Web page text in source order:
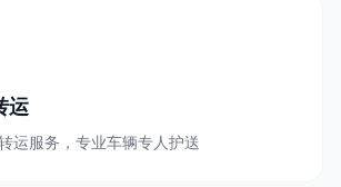
运
运服务，专业车辆专人护送